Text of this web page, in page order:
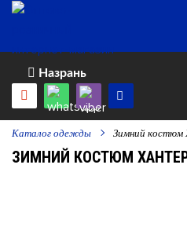
Назрань
Каталог одежды Зимний костюм
ЗИМНИЙ КОСТЮМ